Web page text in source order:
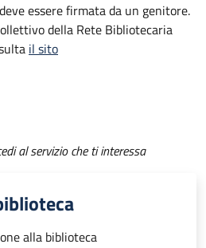
essere firmata da un genitore.
della Rete Bibliotecaria
il sito
al servizio che ti interessa
alla biblioteca